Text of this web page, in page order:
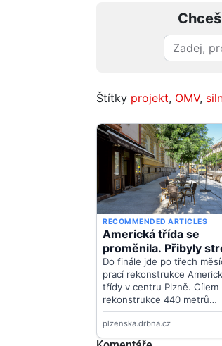
Štítky projekt, OMV,